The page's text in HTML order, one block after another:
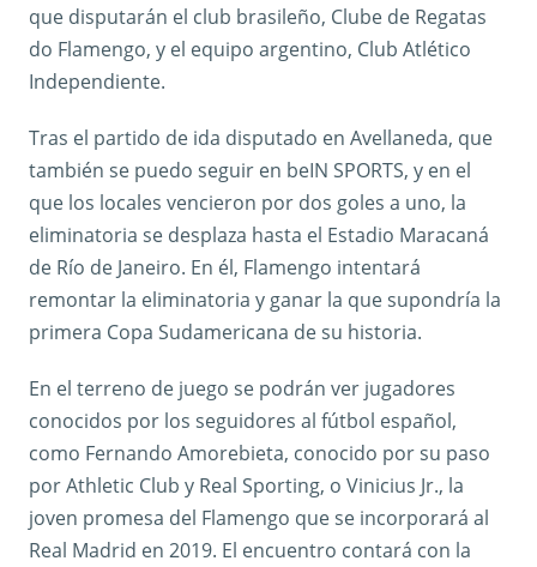
que disputarán el club brasileño, Clube de Regatas
do Flamengo, y el equipo argentino, Club Atlético
Independiente.
Tras el partido de ida disputado en Avellaneda, que
también se puedo seguir en beIN SPORTS, y en el
que los locales vencieron por dos goles a uno, la
eliminatoria se desplaza hasta el Estadio Maracaná
de Río de Janeiro. En él, Flamengo intentará
remontar la eliminatoria y ganar la que supondría la
primera Copa Sudamericana de su historia.
En el terreno de juego se podrán ver jugadores
conocidos por los seguidores al fútbol español,
como Fernando Amorebieta, conocido por su paso
por Athletic Club y Real Sporting, o Vinicius Jr., la
joven promesa del Flamengo que se incorporará al
Real Madrid en 2019. El encuentro contará con la